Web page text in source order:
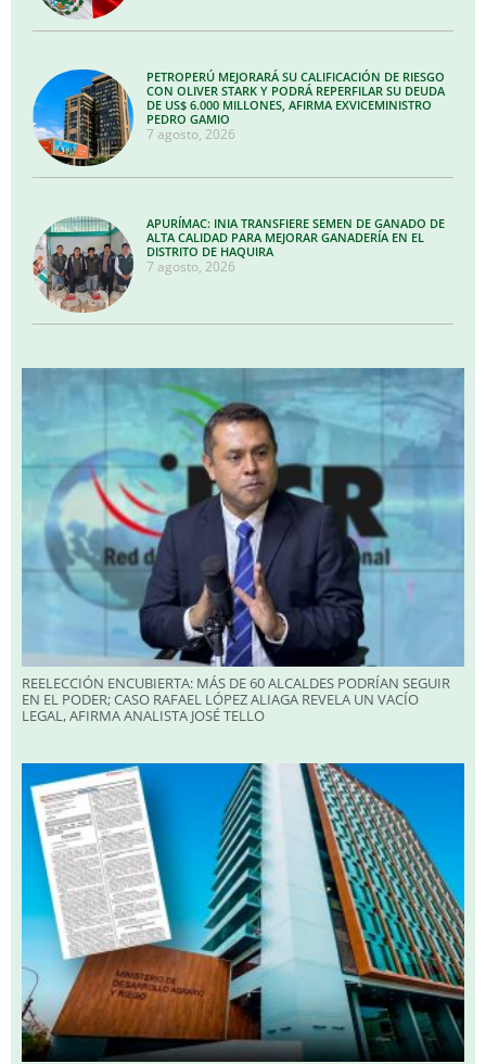
PETROPERÚ MEJORARÁ SU CALIFICACIÓN DE RIESGO
CON OLIVER STARK Y PODRÁ REPERFILAR SU DEUDA
DE US$ 6.000 MILLONES, AFIRMA EXVICEMINISTRO
PEDRO GAMIO
7 agosto, 2026
APURÍMAC: INIA TRANSFIERE SEMEN DE GANADO DE
ALTA CALIDAD PARA MEJORAR GANADERÍA EN EL
DISTRITO DE HAQUIRA
7 agosto, 2026
REELECCIÓN ENCUBIERTA: MÁS DE 60 ALCALDES PODRÍAN SEGUIR
EN EL PODER; CASO RAFAEL LÓPEZ ALIAGA REVELA UN VACÍO
LEGAL, AFIRMA ANALISTA JOSÉ TELLO